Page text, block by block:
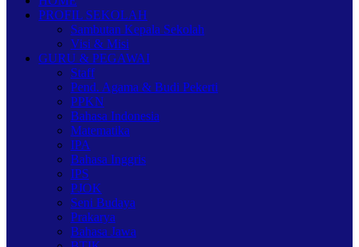
PROFIL SEKOLAH
Sambutan Kepala Sekolah
Visi & Misi
GURU & PEGAWAI
Staff
Pend. Agama & Budi Pekerti
PPKN
Bahasa Indonesia
Matematika
IPA
Bahasa Inggris
IPS
PJOK
Seni Budaya
Prakarya
Bahasa Jawa